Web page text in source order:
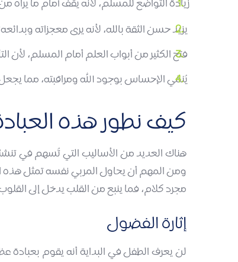
زيادة التواضع للمسلم، لأنه يقف أمام ما يراه
يزيد حسن الثقة بالله، لأنه يرى معجزاته
فتح الكثير من أبواب العلم أمام المسلم، لأن
يُنمّي الإحساس بوجود الله ومراقبته، مما
كيف نطور هذه
هناك العديد من الأساليب التي تُسهم في
ومن المهم أن يحاول المربي نفسه تمثل هذه
مجرد كلام، فما ينبع من القلب يدخل إلى
إثارة الفضول
لن يعرف الطفل في البداية أنه يقوم بعبادة